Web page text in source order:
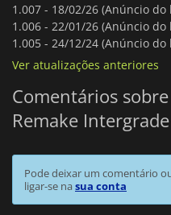
1.007 - 18/02/26 (Anúncio
1.006 - 22/01/26 (Anúncio
1.005 - 24/12/24 (Anúncio
Ver atualizações anteriores
Comentários
Remake Intergrade
Pode deixar um comentário
ligar-se nasua conta